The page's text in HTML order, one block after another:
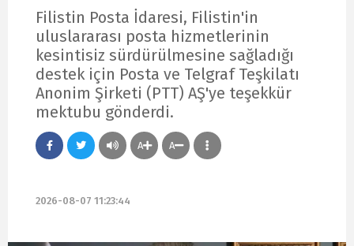
Filistin Posta İdaresi, Filistin'in
uluslararası posta hizmetlerinin
kesintisiz sürdürülmesine sağladığı
destek için Posta ve Telgraf Teşkilatı
Anonim Şirketi (PTT) AŞ'ye teşekkür
mektubu gönderdi.
A A
2026-08-07 11:23:44